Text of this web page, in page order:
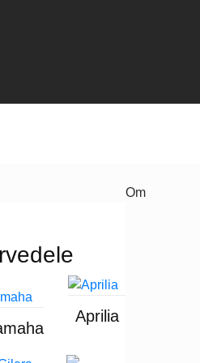
Aprilia
Om